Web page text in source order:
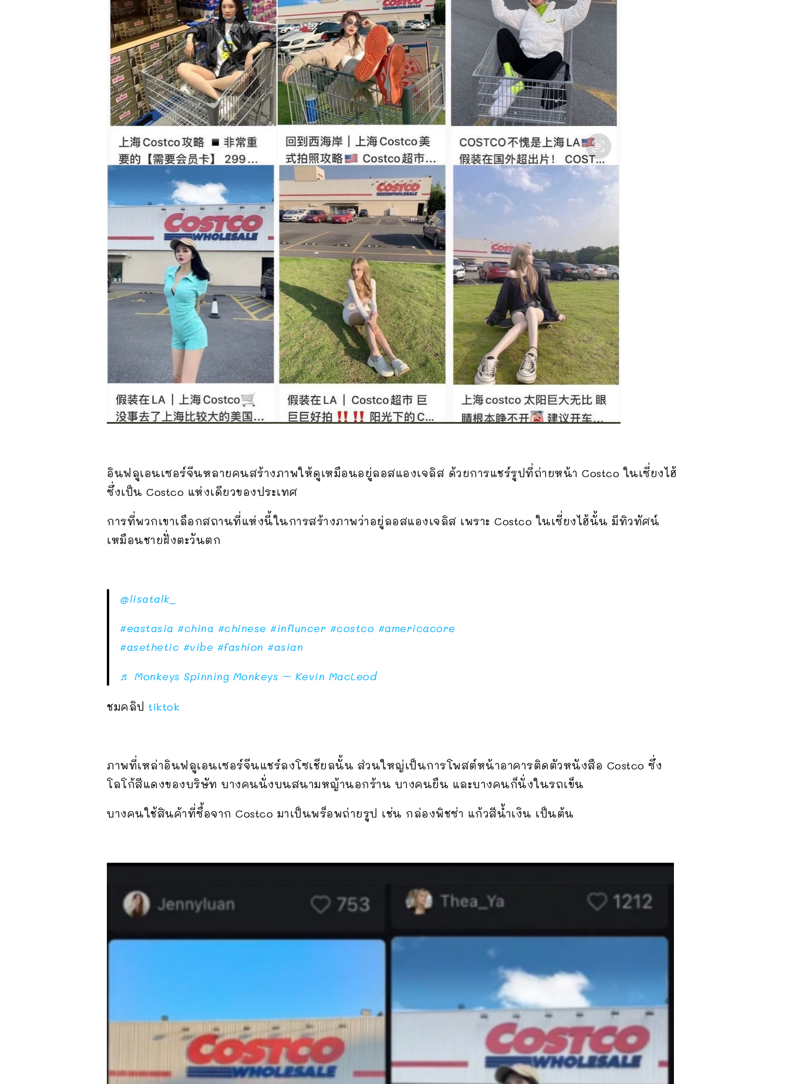
อินฟลูเอนเซอร์จีนหลายคนสร้างภาพให้ดูเหมือนอยู่ลอสแองเจลิส ด้วยการแชร์รูปที่ถ่ายหน้า Costco ในเซี่ยงไฮ้
ซึ่งเป็น Costco แห่งเดียวของประเทศ
การที่พวกเขาเลือกสถานที่แห่งนี้ในการสร้างภาพว่าอยู่ลอสแองเจลิส เพราะ Costco ในเซี่ยงไฮ้นั้น มีทิวทัศน์
เหมือนชายฝั่งตะวันตก
@lisatalk_
#eastasia #china #chinese #influncer #costco #americacore
#asethetic #vibe #fashion #asian
♬ Monkeys Spinning Monkeys – Kevin MacLeod
ชมคลิป tiktok
ภาพที่เหล่าอินฟลูเอนเซอร์จีนแชร์ลงโซเชียลนั้น ส่วนใหญ่เป็นการโพสต์หน้าอาคารติดตัวหนังสือ Costco ซึ่ง
โลโก้สีแดงของบริษัท บางคนนั่งบนสนามหญ้านอกร้าน บางคนยืน และบางคนก็นั่งในรถเข็น
บางคนใช้สินค้าที่ซื้อจาก Costco มาเป็นพร็อพถ่ายรูป เช่น กล่องพิชซ่า แก้วสีน้ำเงิน เป็นต้น